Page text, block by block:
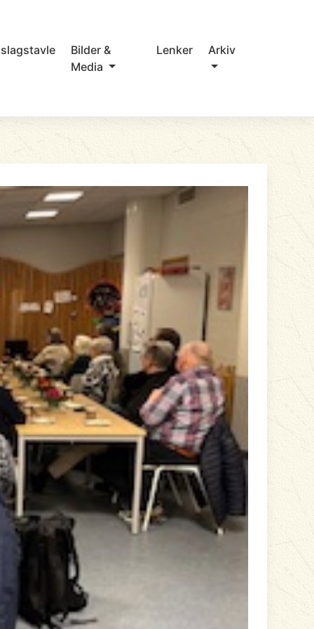
Bilder &
Media
Lenker Arkiv